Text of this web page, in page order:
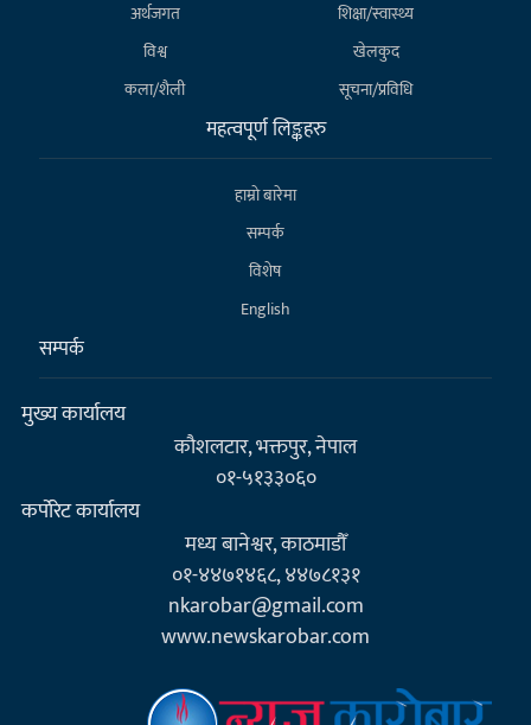
अर्थजगत
शिक्षा/स्वास्थ्य
विश्व
खेलकुद
कला/शैली
सूचना/प्रविधि
महत्वपूर्ण लिङ्कहरु
हाम्राे बारेमा
सम्पर्क
विशेष
English
सम्पर्क
मुख्य कार्यालय
कौशलटार, भक्तपुर, नेपाल
०१-५१३३०६०
कर्पाेरेट कार्यालय
मध्य बानेश्वर, काठमाडौँ
०१-४४७१४६८, ४४७८१३१
nkarobar@gmail.com
www.newskarobar.com